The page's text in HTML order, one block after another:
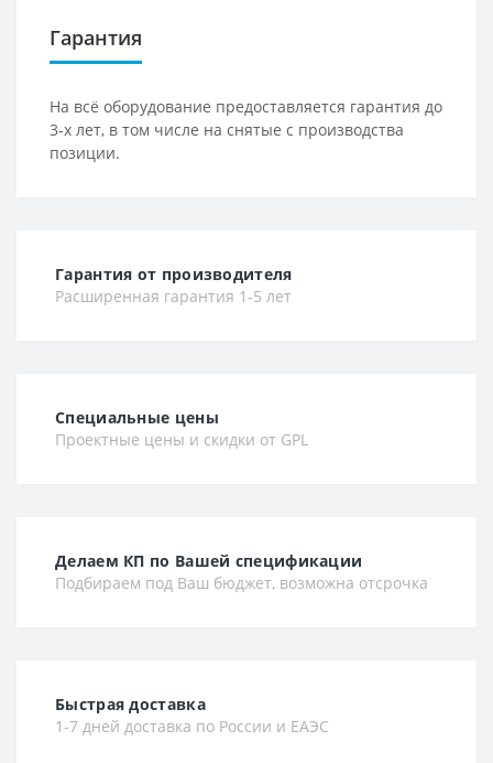
Гарантия
На всё оборудование предоставляется гарантия до
3-х лет, в том числе на снятые с производства
позиции.
Гарантия от производителя
Расширенная гарантия 1-5 лет
Специальные цены
Проектные цены и скидки от GPL
Делаем КП по Вашей спецификации
Подбираем под Ваш бюджет, возможна отсрочка
Быстрая доставка
1-7 дней доставка по России и ЕАЭС